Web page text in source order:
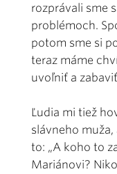
rozprávali sme
problémoch.
potom sme si
teraz máme
uvoľniť a
Ľudia mi tiež
slávneho muža,
to: „A koho to
Mariánovi?